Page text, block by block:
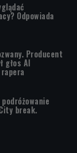
Odpowiada
Producent
głos AI
break.